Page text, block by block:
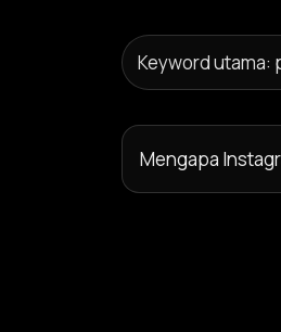
Keyword utama:
Mengapa